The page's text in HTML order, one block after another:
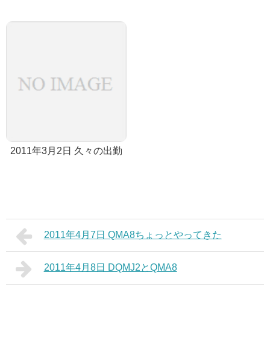
2011年3月2日 久々の出勤
2011年4月7日 QMA8ちょっとやってきた
2011年4月8日 DQMJ2とQMA8